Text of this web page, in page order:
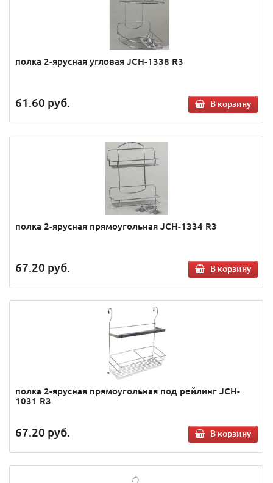
полка 2-ярусная угловая JCH-1338 R3
61.60 руб. В корзину
полка 2-ярусная прямоугольная JCH-1334 R3
67.20 руб. В корзину
полка 2-ярусная прямоугольная под рейлинг JCH-
1031 R3
67.20 руб. В корзину